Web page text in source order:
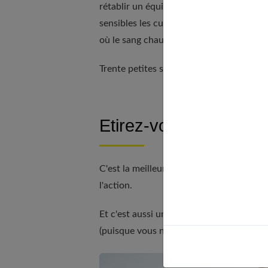
rétablir un équilibre thermique. Si vous
sensibles les cuisses, les jambes, les
où le sang chaud affleure en quantité :
Trente petites secondes de frisson
Etirez-vous pendant
C'est la meilleure façon de commencer
l'action.
Et c'est aussi un bon moyen de brûler
(puisque vous n'avez pas encore pris